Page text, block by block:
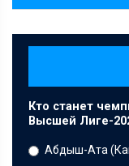
Кто станет
Высшей Лиге-
Абдыш-Ата